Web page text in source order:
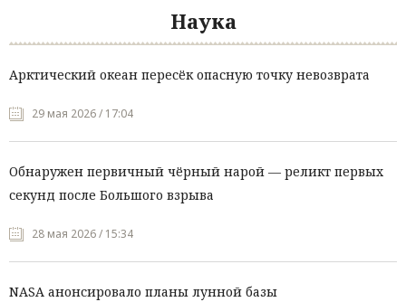
Наука
Арктический океан пересёк опасную точку невозврата
29 мая 2026 / 17:04
Обнаружен первичный чёрный нарой — реликт первых
секунд после Большого взрыва
28 мая 2026 / 15:34
NASA анонсировало планы лунной базы